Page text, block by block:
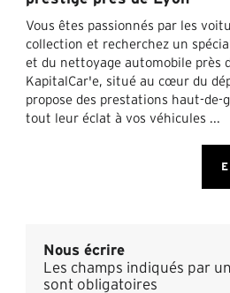
Vous êtes passionnés par les
collection et recherchez un
et du nettoyage automobile près
KapitalCar'e, situé au cœur du
propose des prestations haut-de-
tout leur éclat à vos véhicules ...
Nous écrire
Les champs indiqués par
sont obligatoires